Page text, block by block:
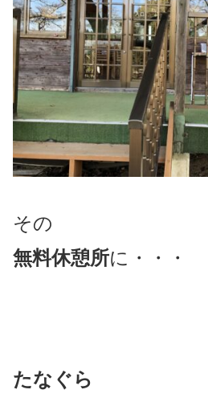
その
無料休憩所に・・・
たなぐら